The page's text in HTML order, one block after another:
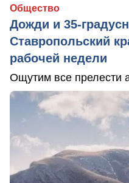
Общество
Дожди и 35-
Ставропольский
рабочей недели
Ощутим все прелести